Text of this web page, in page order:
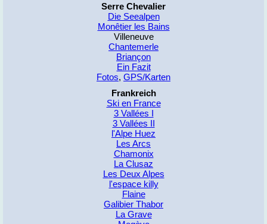
Serre Chevalier
Die Seealpen
Monêtier les Bains
Villeneuve
Chantemerle
Briançon
Ein Fazit
Fotos, GPS/Karten
Frankreich
Ski en France
3 Vallées I
3 Vallées II
l'Alpe Huez
Les Arcs
Chamonix
La Clusaz
Les Deux Alpes
l'espace killy
Flaine
Galibier Thabor
La Grave